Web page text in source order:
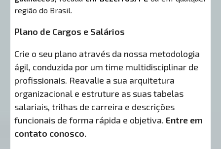
região do Brasil.
Plano de Cargos e Salários
Crie o seu plano através da nossa metodologia
ágil, conduzida por um time multidisciplinar de
profissionais. Reavalie a sua arquitetura
organizacional e estruture as suas tabelas
salariais, trilhas de carreira e descrições
funcionais de forma rápida e objetiva. Entre em
contato conosco.